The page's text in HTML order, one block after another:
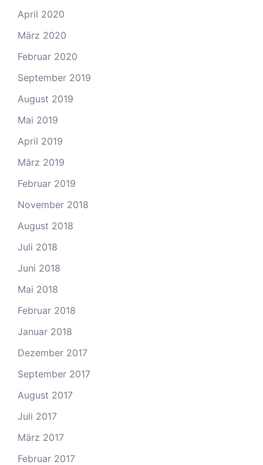
April 2020
März 2020
Februar 2020
September 2019
August 2019
Mai 2019
April 2019
März 2019
Februar 2019
November 2018
August 2018
Juli 2018
Juni 2018
Mai 2018
Februar 2018
Januar 2018
Dezember 2017
September 2017
August 2017
Juli 2017
März 2017
Februar 2017